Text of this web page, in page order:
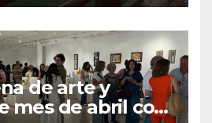
de arte y
mes de abril con